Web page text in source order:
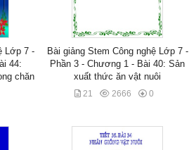
Lớp 7 -
44:
chăn
Bài giảng Stem Công nghệ Lớp 7 -
Phần 3 - Chương 1 - Bài 40: Sản
xuất thức ăn vật nuôi
21 2666 0